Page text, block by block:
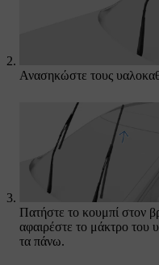
Ανασηκώστε τους
Πατήστε το κουμπί στον
αφαιρέστε το μάκτρο του
τα πάνω.